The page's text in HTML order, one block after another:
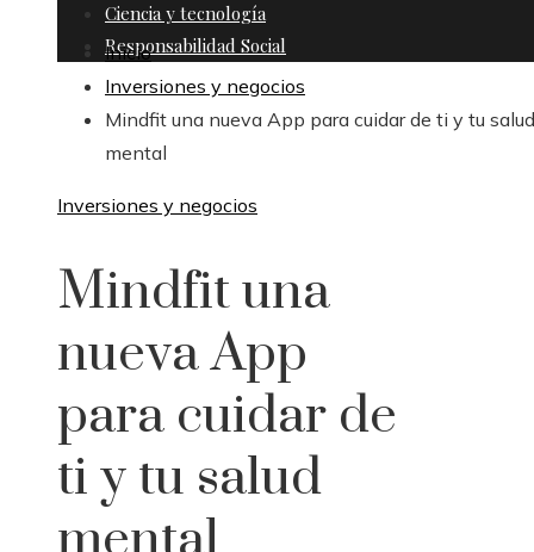
Ciencia y tecnología
Responsabilidad Social
Inicio
Inversiones y negocios
Mindfit una nueva App para cuidar de ti y tu salud
mental
Inversiones y negocios
Mindfit una
nueva App
para cuidar de
ti y tu salud